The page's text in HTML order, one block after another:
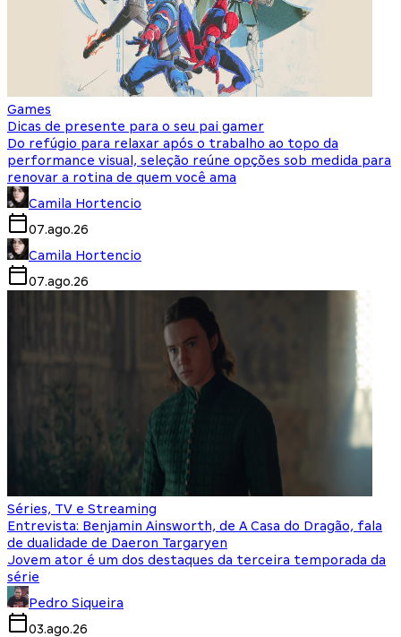
Games
Dicas de presente para o seu pai gamer
Do refúgio para relaxar após o trabalho ao topo da
performance visual, seleção reúne opções sob medida para
renovar a rotina de quem você ama
Camila Hortencio
07.ago.26
Camila Hortencio
07.ago.26
Séries, TV e Streaming
Entrevista: Benjamin Ainsworth, de A Casa do Dragão, fala
de dualidade de Daeron Targaryen
Jovem ator é um dos destaques da terceira temporada da
série
Pedro Siqueira
03.ago.26